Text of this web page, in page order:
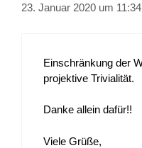
23. Januar 2020 um
Einschränkung der
projektive Trivialität.
Danke allein dafür!!
Viele Grüße,